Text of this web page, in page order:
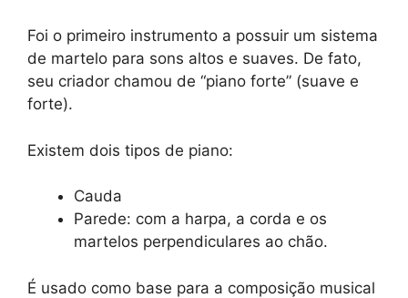
Foi o primeiro instrumento a possuir um sistema
de martelo para sons altos e suaves. De fato,
seu criador chamou de “piano forte” (suave e
forte).
Existem dois tipos de piano:
Cauda
Parede: com a harpa, a corda e os
martelos perpendiculares ao chão.
É usado como base para a composição musical